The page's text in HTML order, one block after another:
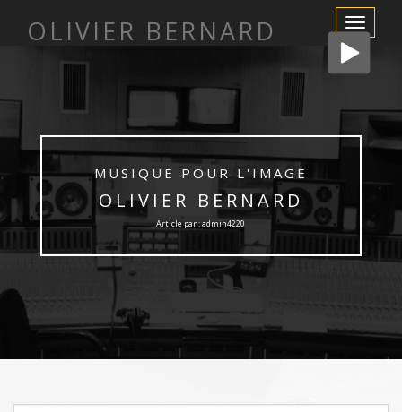
Afficher/
la
navigation
OLIVIER BERNARD
MUSIQUE POUR L'IMAGE
OLIVIER BERNARD
Article par : admin4220